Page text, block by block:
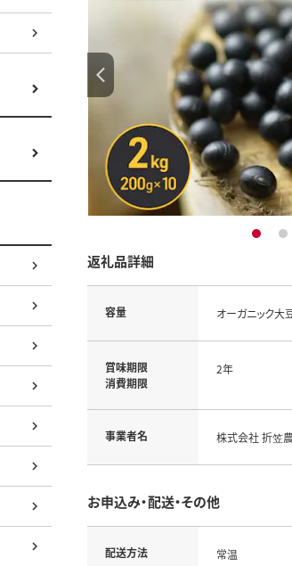
1 2
返礼品詳細
容量 オーガニック大
賞味期限
消費期限
2年
事業者名 株式会社 折笠
お申込み・配送・その他
配送方法 常温